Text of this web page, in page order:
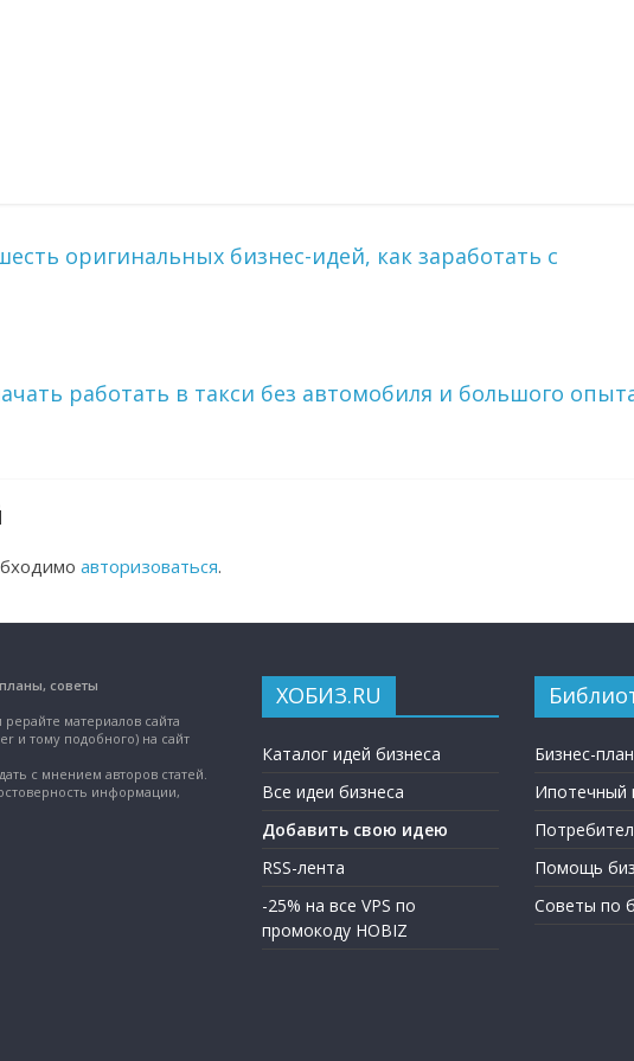
оригинальных бизнес-идей, как заработать с
работать в такси без автомобиля и большого
авторизоваться.
советы
материалов сайта
и тому подобного) на сайт
с мнением авторов статей.
информации,
ХОБИЗ.RU
Каталог идей бизнеса
Все идеи бизнеса
Добавить свою идею
RSS-лента
-25% на все VPS по
промокоду HOBIZ
Бизнес-
Ипотечный
Помощь
Советы по